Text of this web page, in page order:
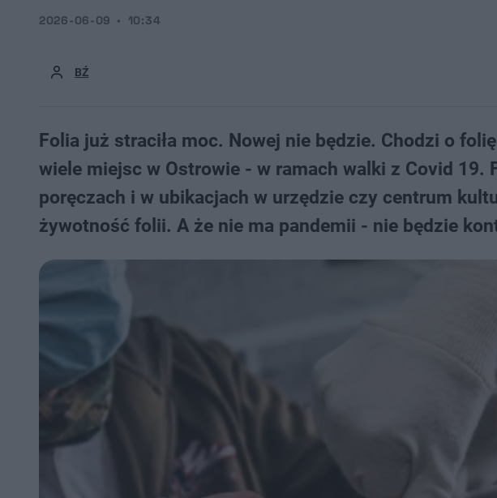
BŹ
2026-06-09 10:34
Folia już straciła moc. Nowej nie będzie. Chodzi o
wiele miejsc w Ostrowie - w ramach walki z Covid 19.
poręczach i w ubikacjach w urzędzie czy centrum
żywotność folii. A że nie ma pandemii - nie będzie